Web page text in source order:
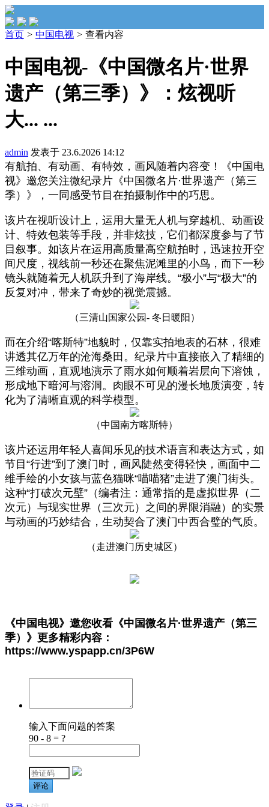
首页 > 中国电视 > 查看内容
中国电视-《中国微名片·世界
遗产（第三季）》：炫视听
大... ...
admin 发表于 23.6.2026 14:12
有航拍、有动画、有特效，画风随着内容变！《中国电
视》邀您关注微纪录片《中国微名片·世界遗产（第三
季）》，一同感受节目在拍摄制作中的巧思。
该片在视听设计上，运用大量无人机与穿越机、动画设
计、特效包装等手段，并非炫技，它们都深度参与了节
目叙事。如该片在运用高质量高空航拍时，迅速拉开空
间尺度，视线前一秒还在聚焦泥滩里的小鸟，而下一秒
镜头就随着无人机跃升到了海岸线。“极小”与“极大”的
反复对冲，带来了奇妙的视觉震撼。
（三清山国家公园- 冬日暖阳）
而在介绍“喀斯特”地貌时，仅靠实拍地表的石林，很难
讲透其亿万年的沧海桑田。纪录片中直接嵌入了精细的
三维动画，直观地演示了雨水如何顺着岩层向下溶蚀，
形成地下暗河与溶洞。肉眼不可见的漫长地质演变，转
化为了清晰直观的科学模型。
（中国南方喀斯特）
该片还运用年轻人喜闻乐见的技术语言和表达方式，如
节目“行进”到了澳门时，画风陡然变得轻快，画面中二
维手绘的小女孩与蓝色猫咪“喵喵猪”走进了澳门街头。
这种“打破次元壁”（编者注：通常指的是虚拟世界（二
次元）与现实世界（三次元）之间的界限消融）的实景
与动画的巧妙结合，生动契合了澳门中西合璧的气质。
（走进澳门历史城区）
《中国电视》邀您收看 《中国微名片·世界遗产（第三
季）》 更多精彩内容：
https://www.yspapp.cn/3P6W
输入下面问题的答案
90 - 8 = ?
评论